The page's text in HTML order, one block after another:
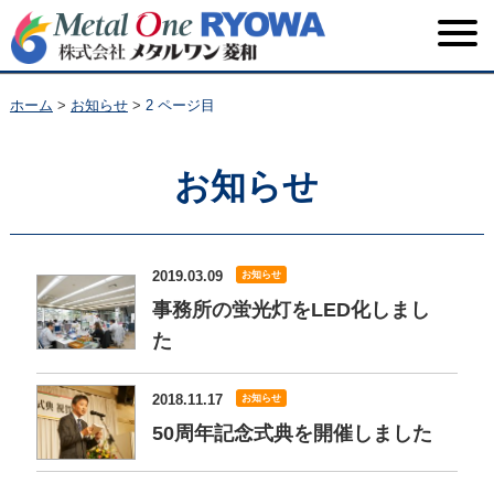
ホーム > お知らせ> 2 ページ目
お知らせ
2019.03.09 お知らせ
事務所の蛍光灯をLED化しまし
た
2018.11.17 お知らせ
50周年記念式典を開催しました